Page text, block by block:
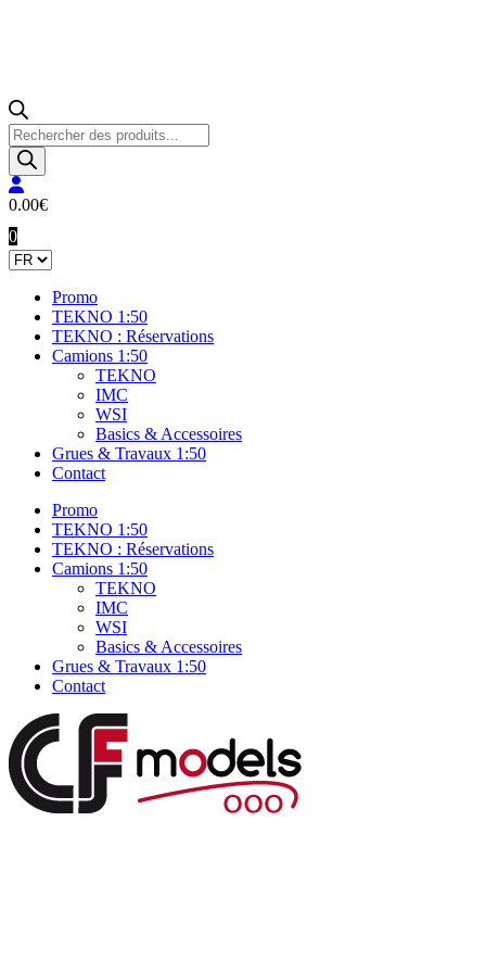
Recherche
de
produits
0.00€
0
Promo
TEKNO 1:50
TEKNO : Réservations
Camions 1:50
TEKNO
IMC
WSI
Basics & Accessoires
Grues & Travaux 1:50
Contact
Promo
TEKNO 1:50
TEKNO : Réservations
Camions 1:50
TEKNO
IMC
WSI
Basics & Accessoires
Grues & Travaux 1:50
Contact